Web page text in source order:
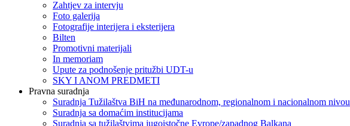
Zahtjev za intervju
Foto galerija
Fotografije interijera i eksterijera
Bilten
Promotivni materijali
In memoriam
Upute za podnošenje pritužbi UDT-u
SKY I ANOM PREDMETI
Pravna suradnja
Suradnja Tužilaštva BiH na međunarodnom, regionalnom i nacionalnom nivou
Suradnja sa domaćim institucijama
Suradnja sa tužilaštvima jugoistočne Evrope/zapadnog Balkana